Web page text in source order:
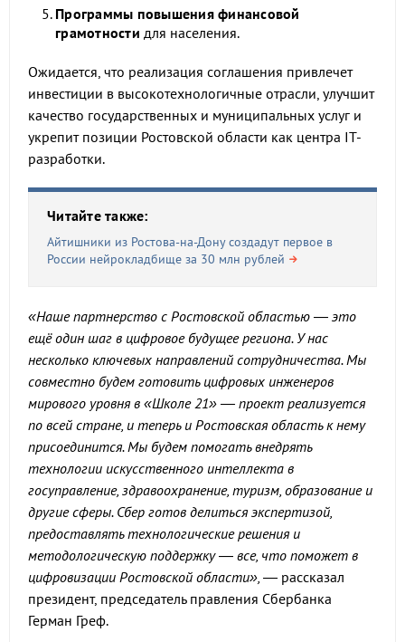
Программы повышения финансовой
грамотности для населения.
Ожидается, что реализация соглашения привлечет
инвестиции в высокотехнологичные отрасли, улучшит
качество государственных и муниципальных услуг и
укрепит позиции Ростовской области как центра IT-
разработки.
Читайте также:
Айтишники из Ростова-на-Дону создадут первое в
России нейрокладбище за 30 млн рублей
«Наше партнерство с Ростовской областью — это
ещё один шаг в цифровое будущее региона. У нас
несколько ключевых направлений сотрудничества. Мы
совместно будем готовить цифровых инженеров
мирового уровня в «Школе 21» — проект реализуется
по всей стране, и теперь и Ростовская область к нему
присоединится. Мы будем помогать внедрять
технологии искусственного интеллекта в
госуправление, здравоохранение, туризм, образование и
другие сферы. Сбер готов делиться экспертизой,
предоставлять технологические решения и
методологическую поддержку— все, что поможет в
цифровизации Ростовской области», — рассказал
президент, председатель правления Сбербанка
Герман Греф.